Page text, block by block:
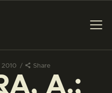
Share
A.;
VISITA